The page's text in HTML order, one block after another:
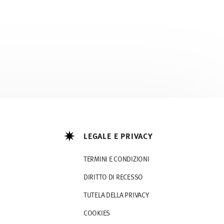
LEGALE E PRIVACY
TERMINI E CONDIZIONI
DIRITTO DI RECESSO
TUTELA DELLA PRIVACY
COOKIES